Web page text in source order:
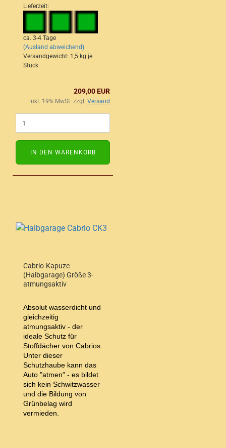
Lieferzeit:
ca. 3-4 Tage
(Ausland abweichend)
Versandgewicht: 1,5 kg je
Stück
209,00 EUR
inkl. 19% MwSt. zzgl. Versand
IN DEN WARENKORB
Cabrio-Kapuze
(Halbgarage) Größe 3-
atmungsaktiv
Absolut wasserdicht und
gleichzeitig
atmungsaktiv - der
ideale Schutz für
Stoffdächer von Cabrios.
Unter dieser
Schutzhaube kann das
Auto "atmen" - es bildet
sich kein Schwitzwasser
und die Bildung von
Grünbelag wird
vermieden.